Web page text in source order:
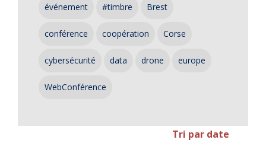
événement #timbre Brest
conférence coopération Corse
cybersécurité data drone europe
WebConférence
Tri par date